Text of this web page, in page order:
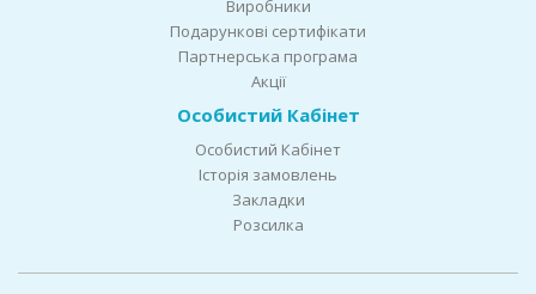
Виробники
Подарункові сертифікати
Партнерська програма
Акції
Особистий Кабінет
Особистий Кабінет
Історія замовлень
Закладки
Розсилка